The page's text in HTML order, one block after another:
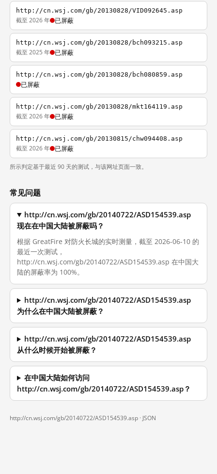
http://cn.wsj.com/gb/20130828/VID092645.asp
截至 2026 年 已屏蔽
http://cn.wsj.com/gb/20130828/bch093215.asp
截至 2025 年 已屏蔽
http://cn.wsj.com/gb/20130828/bch080859.asp
已屏蔽
http://cn.wsj.com/gb/20130828/mkt164119.asp
截至 2026 年 已屏蔽
http://cn.wsj.com/gb/20130815/chw094408.asp
截至 2026 年 已屏蔽
所示判定基于最近 90 天的测试，与该网址页面一致。
常见问题
http://cn.wsj.com/gb/20140722/ASD154539.asp
现在在中国大陆被屏蔽吗？
根据 GreatFire 对防火长城的实时测量，截至 2026-06-10 的
最近一次测试，
http://cn.wsj.com/gb/20140722/ASD154539.asp 在中国大
陆的屏蔽率为 100%。
http://cn.wsj.com/gb/20140722/ASD154539.asp
为什么在中国大陆被屏蔽？
http://cn.wsj.com/gb/20140722/ASD154539.asp
从什么时候开始被屏蔽？
在中国大陆如何访问
http://cn.wsj.com/gb/20140722/ASD154539.asp？
http://cn.wsj.com/gb/20140722/ASD154539.asp · JSON